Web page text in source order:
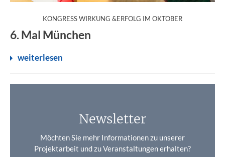
KONGRESS WIRKUNG &ERFOLG IM OKTOBER:
6. Mal München
weiterlesen
Newsletter
Möchten Sie mehr Informationen zu unserer
Projektarbeit und zu Veranstaltungen erhalten?